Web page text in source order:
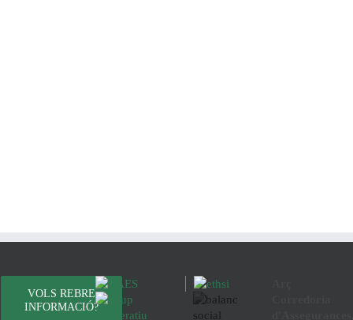
VOLS REBRE
INFORMACIÓ?